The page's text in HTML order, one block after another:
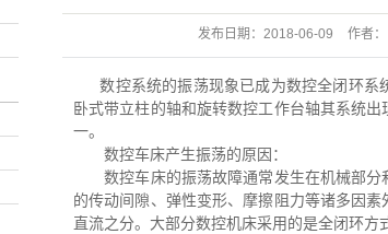
发布日期： 2018-06-09 作者：
数控系统的振荡现象已成为数控全闭环系
卧式带立柱的轴和旋转数控工作台轴其系统
一。
数控车床产生振荡的原因：
数控车床的振荡故障通常发生在机械部分
的传动间隙、弹性变形、摩擦阻力等诸多因
直流之分。大部分数控机床采用的是全闭环方